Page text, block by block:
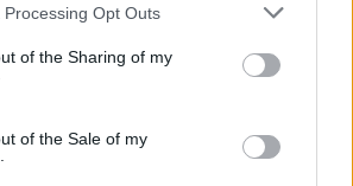
Opt Outs
of the Sharing of my
of the Sale of my
ΣΤΗΝ ΙΔΙΑ ΚΑΤΗΓΟΡΙΑ
διαρκώς σε μετακίνηση